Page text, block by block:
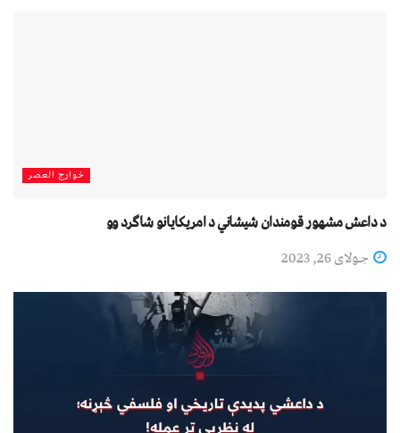
خوارج العصر
د داعش مشهور قومندان شیشاني د امریکایانو شاګرد وو
جولای 26, 2023